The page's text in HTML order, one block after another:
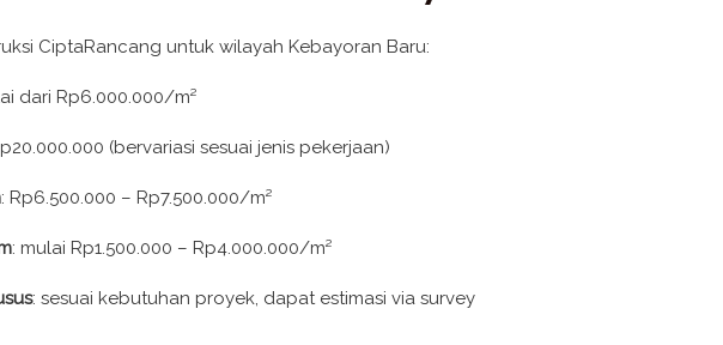
CiptaRancang untuk wilayah Kebayoran Baru:
dari Rp6.000.000/m²
(bervariasi sesuai jenis pekerjaan)
: Rp6.500.000 – Rp7.500.000/m²
: mulai Rp1.500.000 – Rp4.000.000/m²
: sesuai kebutuhan proyek, dapat estimasi via survey